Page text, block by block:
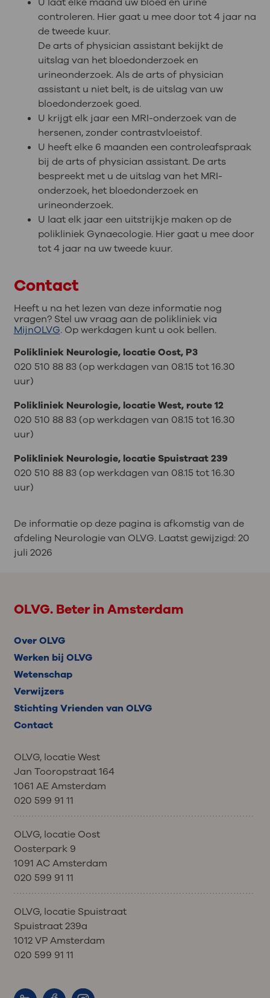
controleren. Hier gaat u mee door tot 4 jaar na
de tweede kuur.
De arts of physician assistant bekijkt de
uitslag van het bloedonderzoek en
urineonderzoek. Als de arts of physician
assistant u niet belt, is de uitslag van uw
bloedonderzoek goed.
U krijgt elk jaar een MRI-onderzoek van de
hersenen, zonder contrastvloeistof.
U heeft elke 6 maanden een controleafspraak
bij de arts of physician assistant. De arts
bespreekt met u de uitslag van het MRI-
onderzoek, het bloedonderzoek en
urineonderzoek.
U laat elk jaar een uitstrijkje maken op de
polikliniek Gynaecologie. Hier gaat u mee door
tot 4 jaar na uw tweede kuur.
Contact
Heeft u na het lezen van deze informatie nog
vragen? Stel uw vraag aan de polikliniek via
MijnOLVG. Op werkdagen kunt u ook bellen.
Polikliniek Neurologie, locatie Oost, P3
020 510 88 83 (op werkdagen van 08.15 tot 16.30
uur)
Polikliniek Neurologie, locatie West, route 12
020 510 88 83 (op werkdagen van 08.15 tot 16.30
uur)
Polikliniek Neurologie, locatie Spuistraat 239
020 510 88 83 (op werkdagen van 08.15 tot 16.30
uur)
De informatie op deze pagina is afkomstig van de
afdeling Neurologie van OLVG. Laatst gewijzigd:20
juli 2026
OLVG. Beter in Amsterdam
Over OLVG
Werken bij OLVG
Wetenschap
Verwijzers
Stichting Vrienden van OLVG
Contact
OLVG, locatie West
Jan Tooropstraat 164
1061 AE Amsterdam
020 599 91 11
OLVG, locatie Oost
Oosterpark 9
1091 AC Amsterdam
020 599 91 11
OLVG, locatie Spuistraat
Spuistraat 239a
1012 VP Amsterdam
020 599 91 11